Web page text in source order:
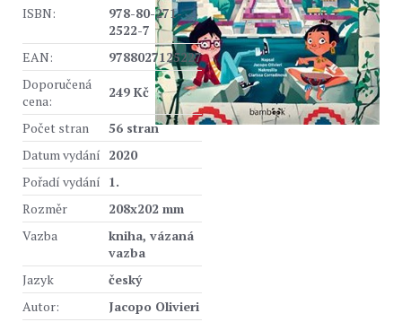
ISBN:
978-80-271-
2522-7
EAN:
9788027125227
Doporučená
cena:
249 Kč
Počet stran
56 stran
Datum vydání 2020
Pořadí vydání 1.
Rozměr
208x202 mm
Vazba
kniha, vázaná
vazba
Jazyk
český
Autor:
Jacopo Olivieri